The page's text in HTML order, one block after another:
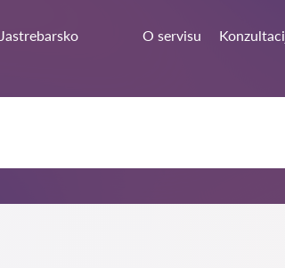
Jastrebarsko O servisu